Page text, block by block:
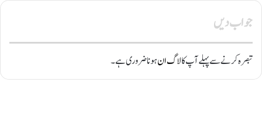
جواب دیں
تبصرہ کرنے سے پہلے آپ کالاگ انہونا ضروری ہے۔